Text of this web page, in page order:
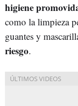
higiene
como la limpieza
guantes y
riesgo.